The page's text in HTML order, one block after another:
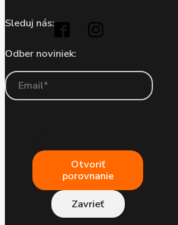
Sleduj nás:
Odber noviniek:
Otvoriť
porovnanie
Zavrieť